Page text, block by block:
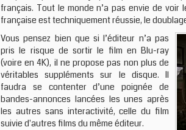
français. Tout le monde n’a pas envie de
française est techniquement réussie, le
Vous pensez bien que si l’éditeur n’a pas
pris le risque de sortir le film en Blu-ray
(voire en 4K), il ne propose pas non plus de
véritables suppléments sur le disque. Il
faudra se contenter d’une poignée de
bandes-annonces lancées les unes après
les autres sans interactivité, celle du film
suivie d'autres films du même éditeur.